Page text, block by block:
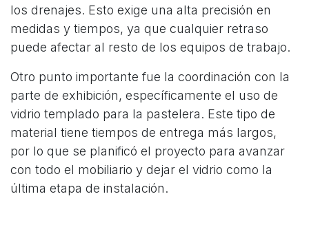
los drenajes. Esto exige una alta precisión en
medidas y tiempos, ya que cualquier retraso
puede afectar al resto de los equipos de trabajo.
Otro punto importante fue la coordinación con la
parte de exhibición, específicamente el uso de
vidrio templado para la pastelera. Este tipo de
material tiene tiempos de entrega más largos,
por lo que se planificó el proyecto para avanzar
con todo el mobiliario y dejar el vidrio como la
última etapa de instalación.